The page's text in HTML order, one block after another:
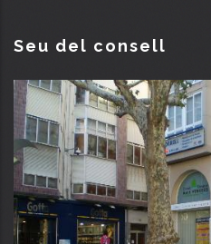
Seu del consell